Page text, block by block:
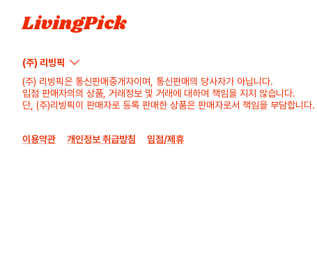
LivingPick
(주) 리빙픽
(주) 리빙픽은 통신판매중개자이며, 통신판매의 당사자가 아닙니다.
입점 판매자의의 상품, 거래정보 및 거래에 대하여 책임을 지지 않습니다.
단, (주)리빙픽이 판매자로 등록 판매한 상품은 판매자로서 책임을 부담합니다.
이용약관 개인정보 취급방침 입점/제휴